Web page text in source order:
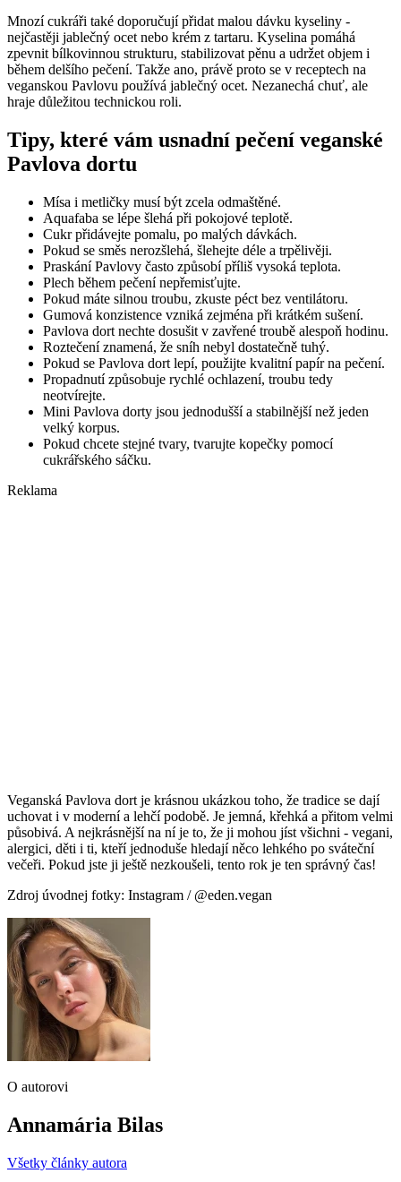
Mnozí cukráři také doporučují přidat malou dávku kyseliny -
nejčastěji jablečný ocet nebo krém z tartaru. Kyselina pomáhá
zpevnit bílkovinnou strukturu, stabilizovat pěnu a udržet objem i
během delšího pečení. Takže ano, právě proto se v receptech na
veganskou Pavlovu používá jablečný ocet. Nezanechá chuť, ale
hraje důležitou technickou roli.
Tipy, které vám usnadní pečení veganské
Pavlova dortu
Mísa i metličky musí být zcela odmaštěné.
Aquafaba se lépe šlehá při pokojové teplotě.
Cukr přidávejte pomalu, po malých dávkách.
Pokud se směs nerozšlehá, šlehejte déle a trpělivěji.
Praskání Pavlovy často způsobí příliš vysoká teplota.
Plech během pečení nepřemisťujte.
Pokud máte silnou troubu, zkuste péct bez ventilátoru.
Gumová konzistence vzniká zejména při krátkém sušení.
Pavlova dort nechte dosušit v zavřené troubě alespoň hodinu.
Roztečení znamená, že sníh nebyl dostatečně tuhý.
Pokud se Pavlova dort lepí, použijte kvalitní papír na pečení.
Propadnutí způsobuje rychlé ochlazení, troubu tedy
neotvírejte.
Mini Pavlova dorty jsou jednodušší a stabilnější než jeden
velký korpus.
Pokud chcete stejné tvary, tvarujte kopečky pomocí
cukrářského sáčku.
Reklama
Veganská Pavlova dort je krásnou ukázkou toho, že tradice se dají
uchovat i v moderní a lehčí podobě. Je jemná, křehká a přitom velmi
působivá. A nejkrásnější na ní je to, že ji mohou jíst všichni - vegani,
alergici, děti i ti, kteří jednoduše hledají něco lehkého po sváteční
večeři. Pokud jste ji ještě nezkoušeli, tento rok je ten správný čas!
Zdroj úvodnej fotky: Instagram / @eden.vegan
O autorovi
Annamária Bilas
Všetky články autora